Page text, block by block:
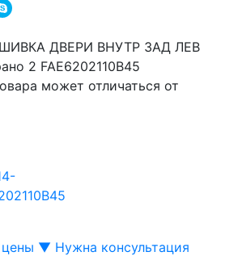
может отличаться от
цены ▼ Нужна консультация